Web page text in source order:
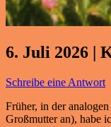
6. Juli 2026 |
Schreibe eine Antwort
Früher, in der
Großmutter an), habe